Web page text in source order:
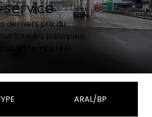
service
derniers prix du
tous les principaux
jour en temps réel.
ARAL/BP